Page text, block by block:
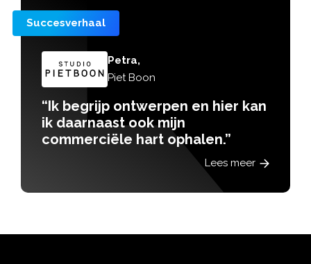
Succesverhaal
Petra,
Piet Boon
“Ik begrijp ontwerpen en hier kan
ik daarnaast ook mijn
commerciële hart ophalen.”
Lees meer